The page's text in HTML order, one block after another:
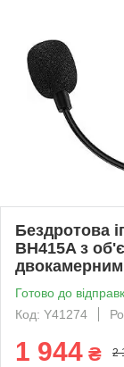
Бездротова
BH415A з
Готово до
Код: Y41274
1 944 ₴ 2